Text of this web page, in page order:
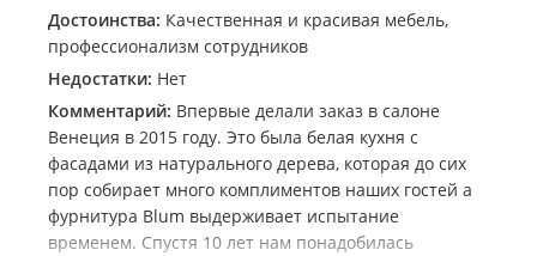
Достоинства: Качественная и красивая мебель,
профессионализм сотрудников
Недостатки: Нет
Комментарий: Впервые делали заказ в салоне
Венеция в 2015 году. Это была белая кухня с
фасадами из натурального дерева, которая до сих
пор собирает много комплиментов наших гостей а
фурнитура Blum выдерживает испытание
временем. Спустя 10 лет нам понадобилась